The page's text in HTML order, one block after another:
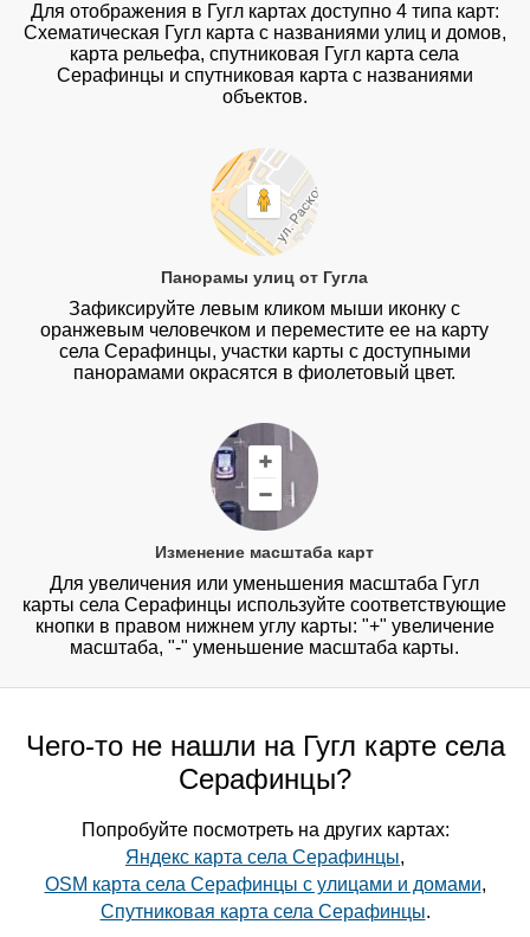
Для отображения в Гугл картах доступно 4 типа карт:
Схематическая Гугл карта с названиями улиц и домов,
карта рельефа, спутниковая Гугл карта села
Серафинцы и спутниковая карта с названиями
объектов.
Панорамы улиц от Гугла
Зафиксируйте левым кликом мыши иконку с
оранжевым человечком и переместите ее на карту
села Серафинцы, участки карты с доступными
панорамами окрасятся в фиолетовый цвет.
Изменение масштаба карт
Для увеличения или уменьшения масштаба Гугл
карты села Серафинцы используйте соответствующие
кнопки в правом нижнем углу карты: "+" увеличение
масштаба, "-" уменьшение масштаба карты.
Чего-то не нашли на Гугл карте села
Серафинцы?
Попробуйте посмотреть на других картах:
Яндекс карта села Серафинцы,
OSM карта села Серафинцы с улицами и домами,
Спутниковая карта села Серафинцы.